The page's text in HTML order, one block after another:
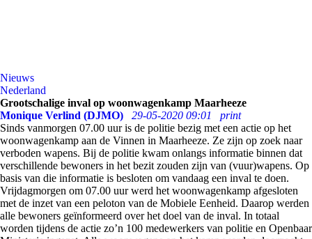
Nieuws
Nederland
Grootschalige inval op woonwagenkamp Maarheeze
Monique Verlind (DJMO)
29-05-2020 09:01
print
Sinds vanmorgen 07.00 uur is de politie bezig met een actie op het
woonwagenkamp aan de Vinnen in Maarheeze. Ze zijn op zoek naar
verboden wapens. Bij de politie kwam onlangs informatie binnen dat
verschillende bewoners in het bezit zouden zijn van (vuur)wapens. Op
basis van die informatie is besloten om vandaag een inval te doen.
Vrijdagmorgen om 07.00 uur werd het woonwagenkamp afgesloten
met de inzet van een peloton van de Mobiele Eenheid. Daarop werden
alle bewoners geïnformeerd over het doel van de inval. In totaal
worden tijdens de actie zo’n 100 medewerkers van politie en Openbaar